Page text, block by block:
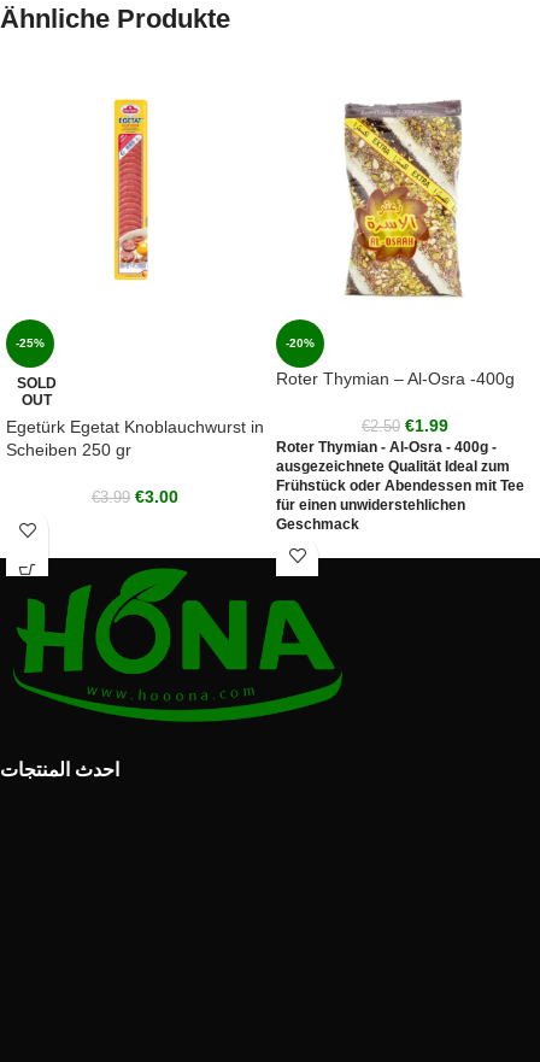
Ähnliche Produkte
-25%
SOLD
OUT
Egetürk Egetat Knoblauchwurst in
Scheiben 250 gr
€3.99 €3.00
-20%
Roter Thymian – Al-Osra -400g
€2.50 €1.99
Roter Thymian - Al-Osra - 400g -
ausgezeichnete Qualität Ideal zum
Frühstück oder Abendessen mit Tee
für einen unwiderstehlichen
Geschmack
احدث المنتجات